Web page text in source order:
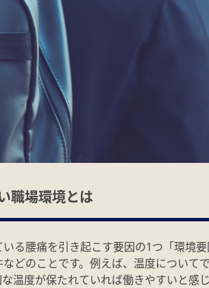
職場環境とは
る腰痛を引き起こす要因の1つ「環境
どのことです。例えば、温度について
温度が保たれていれば働きやすいと感